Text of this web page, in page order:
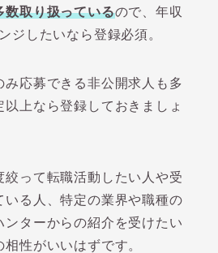
数取り扱っているので、年収
ジしたいなら登録必須。
み応募できる非公開求人も多
上なら登録しておきましょ
絞って転職活動したい人や受
いる人、特定の業界や職種の
ンターからの紹介を受けたい
性がいいはずです。